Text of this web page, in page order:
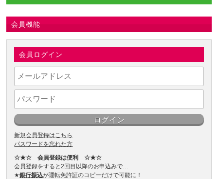
会員機能
会員ログイン
新規会員登録はこちら
パスワードを忘れた方
☆★☆ 会員登録は便利 ☆★☆
会員登録をすると2回目以降のお申込みで…
★銀行振込が運転免許証のコピーだけで可能に！